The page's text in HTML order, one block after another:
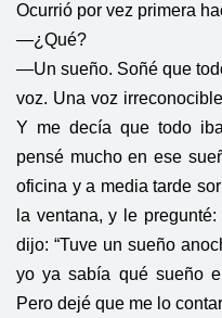
Ocurrió por vez primera
—¿Qué?
—Un sueño. Soñé que
voz. Una voz
Y me decía que todo
pensé mucho en ese
oficina y a media tarde
la ventana, y le
dijo: “Tuve un sueño
yo ya sabía qué sueño
Pero dejé que me lo